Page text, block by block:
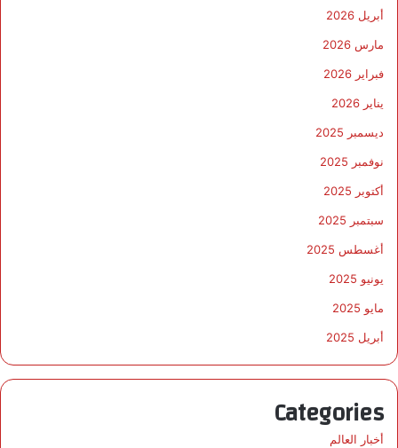
أبريل 2026
مارس 2026
فبراير 2026
يناير 2026
ديسمبر 2025
نوفمبر 2025
أكتوبر 2025
سبتمبر 2025
أغسطس 2025
يونيو 2025
مايو 2025
أبريل 2025
Categories
أخبار العالم